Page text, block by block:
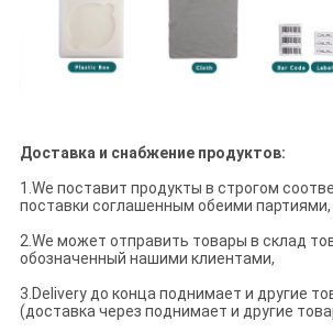
Доставка и снабжение продуктов:
1.We поставит продукты в строгом
поставки соглашенным обеими партиями,
2.We может отправить товары в склад
обозначенный нашими клиентами,
3.Delivery до конца поднимает и другие
(доставка через поднимает и другие